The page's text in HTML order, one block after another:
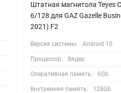
Штатная магнитола Teyes
6/128 для GAZ Gazelle
2021) F2
Версия системы: Android 10
Процессор: 8ядер
Оперативная память: 6Gb
Внутренняя память: 128Gb